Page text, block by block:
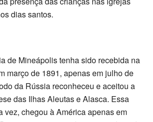
dias santos.
de Mineápolis tenha sido recebida na
março de 1891, apenas em julho de
da Rússia reconheceu e aceitou a
das Ilhas Aleutas e Alasca. Essa
vez, chegou à América apenas em